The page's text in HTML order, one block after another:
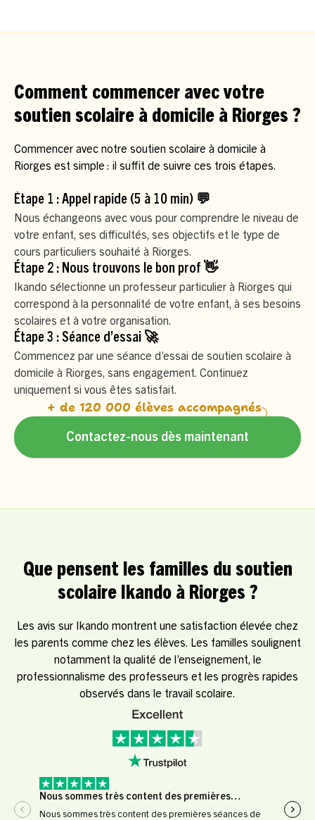
Comment commencer avec votre
soutien scolaire à domicile à Riorges ?
Commencer avec notre soutien scolaire à domicile à
Riorges est simple : il suffit de suivre ces trois étapes.
Étape 1 : Appel rapide (5 à 10 min) 💬
Nous échangeons avec vous pour comprendre le niveau de
votre enfant, ses difficultés, ses objectifs et le type de
cours particuliers souhaité à Riorges.
Étape 2 : Nous trouvons le bon prof 👋
Ikando sélectionne un professeur particulier à Riorges qui
correspond à la personnalité de votre enfant, à ses besoins
scolaires et à votre organisation.
Étape 3 : Séance d’essai 🚀
Commencez par une séance d’essai de soutien scolaire à
domicile à Riorges, sans engagement. Continuez
uniquement si vous êtes satisfait.
+ de 120 000 élèves accompagnés
Contactez-nous dès maintenant
Que pensent les familles du soutien
scolaire Ikando à Riorges ?
Les avis sur Ikando montrent une satisfaction élevée chez
les parents comme chez les élèves. Les familles soulignent
notamment la qualité de l’enseignement, le
professionnalisme des professeurs et les progrès rapides
observés dans le travail scolaire.
Nous sommes très content des premières…
Nous sommes très content des premières séances de